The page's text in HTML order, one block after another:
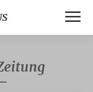
Toggle